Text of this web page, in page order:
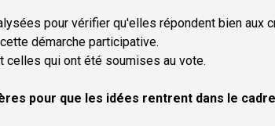
pour vérifier qu'elles répondent bien aux
démarche participative.
celles qui ont été soumises au vote.
pour que les idées rentrent dans le